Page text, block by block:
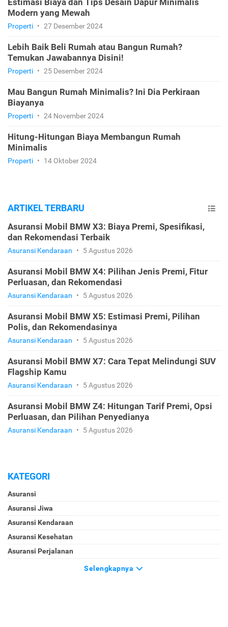
Estimasi Biaya dan Tips Desain Dapur Minimalis
Modern yang Mewah
Properti • 27 Desember 2024
Lebih Baik Beli Rumah atau Bangun Rumah?
Temukan Jawabannya Disini!
Properti • 25 Desember 2024
Mau Bangun Rumah Minimalis? Ini Dia Perkiraan
Biayanya
Properti • 24 November 2024
Hitung-Hitungan Biaya Membangun Rumah
Minimalis
Properti • 14 Oktober 2024
ARTIKEL TERBARU
Asuransi Mobil BMW X3: Biaya Premi, Spesifikasi,
dan Rekomendasi Terbaik
Asuransi Kendaraan • 5 Agustus 2026
Asuransi Mobil BMW X4: Pilihan Jenis Premi, Fitur
Perluasan, dan Rekomendasi
Asuransi Kendaraan • 5 Agustus 2026
Asuransi Mobil BMW X5: Estimasi Premi, Pilihan
Polis, dan Rekomendasinya
Asuransi Kendaraan • 5 Agustus 2026
Asuransi Mobil BMW X7: Cara Tepat Melindungi SUV
Flagship Kamu
Asuransi Kendaraan • 5 Agustus 2026
Asuransi Mobil BMW Z4: Hitungan Tarif Premi, Opsi
Perluasan, dan Pilihan Penyedianya
Asuransi Kendaraan • 5 Agustus 2026
KATEGORI
Asuransi
Asuransi Jiwa
Asuransi Kendaraan
Asuransi Kesehatan
Asuransi Perjalanan
Selengkapnya